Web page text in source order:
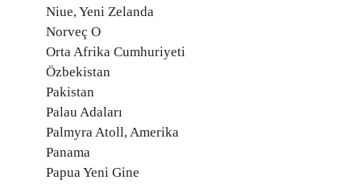
Niue, Yeni Zelanda
Norveç O
Orta Afrika Cumhuriyeti
Özbekistan
Pakistan
Palau Adaları
Palmyra Atoll, Amerika
Panama
Papua Yeni Gine